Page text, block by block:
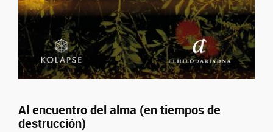
Al encuentro del alma (en tiempos de
destrucción)